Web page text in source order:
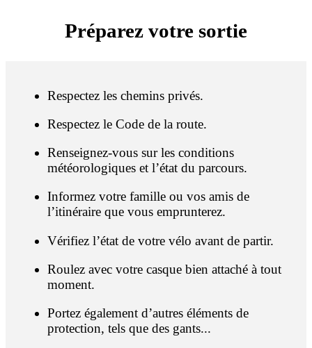
Préparez votre sortie
Respectez les chemins privés.
Respectez le Code de la route.
Renseignez-vous sur les conditions
météorologiques et l’état du parcours.
Informez votre famille ou vos amis de
l’itinéraire que vous emprunterez.
Vérifiez l’état de votre vélo avant de partir.
Roulez avec votre casque bien attaché à tout
moment.
Portez également d’autres éléments de
protection, tels que des gants...